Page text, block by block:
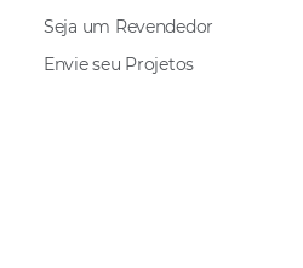
Seja um Revendedor
Envie seu Projetos